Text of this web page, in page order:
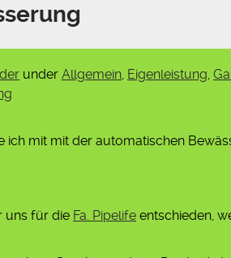
under Allgemein, Eigenleistung,
ich mit mit der automatischen
uns für die Fa. Pipelife entschieden,